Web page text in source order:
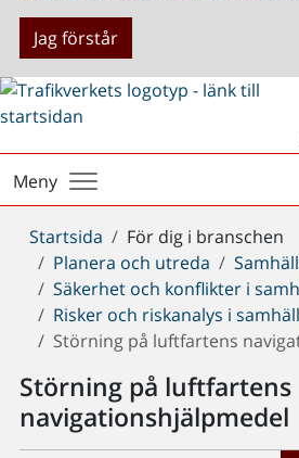
Jag förstår
Meny
Du
är
här:
Startsida
För dig i branschen
Planera och utreda
Säkerhet och konflikter i
Risker och riskanalys i
Störning på luftfartens
Störning på luftfartens
navigationshjälpmedel